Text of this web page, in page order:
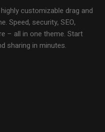
customizable drag and
Speed, security, SEO,
– all in one theme. Start
sharing in minutes.